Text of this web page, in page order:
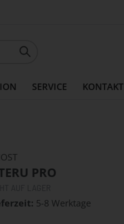
SERVICE KONTAKT
PRO
5-8 Werktage